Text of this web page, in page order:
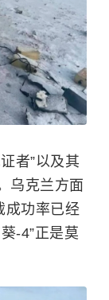
者”以及其
乌克兰方面
成功率已经
-4”正是莫